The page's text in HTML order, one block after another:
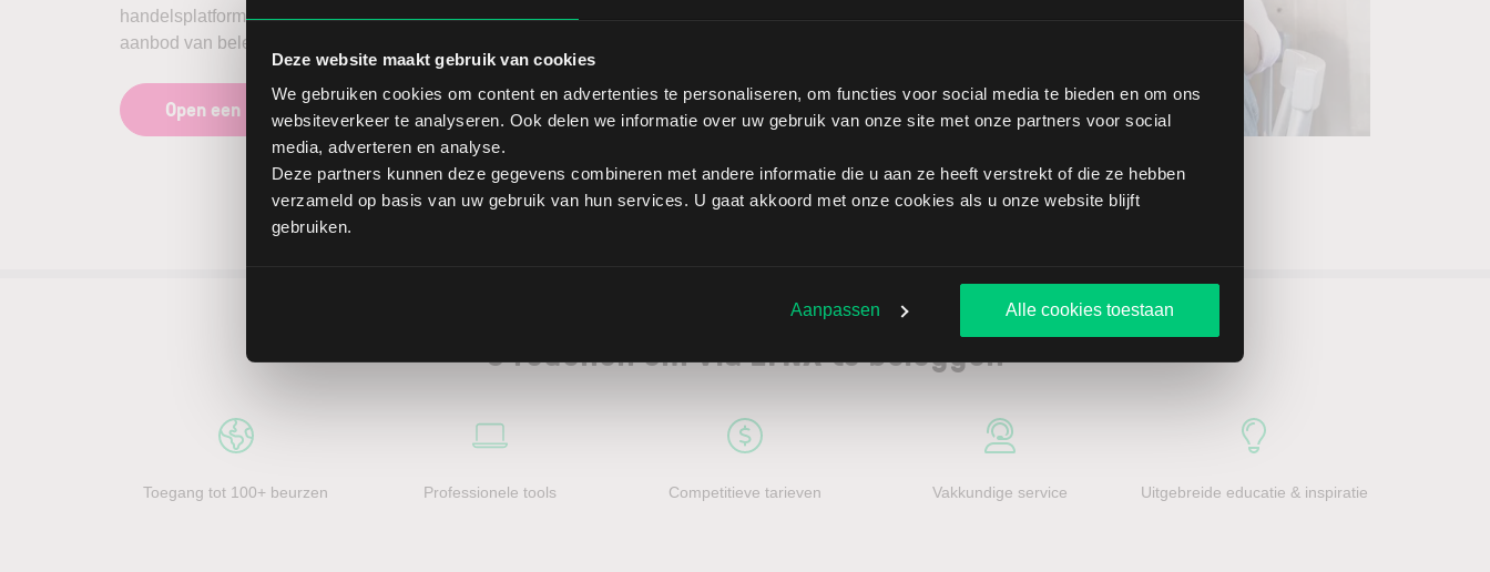
Deze website maakt gebruik van cookies
We gebruiken cookies om content en advertenties te personaliseren, om functies voor social media te bieden en om ons
websiteverkeer te analyseren. Ook delen we informatie over uw gebruik van onze site met onze partners voor social
media, adverteren en analyse.
Deze partners kunnen deze gegevens combineren met andere informatie die u aan ze heeft verstrekt of die ze hebben
verzameld op basis van uw gebruik van hun services. U gaat akkoord met onze cookies als u onze website blijft
gebruiken.
Aanpassen Alle cookies toestaan
handelsplatform, scherpe tarieven en een zeer uitgebreid
aanbod van beleggingsproducten en beurzen.
Open een beleggingsrekening
5 redenen om via LYNX te beleggen
Toegang tot 100+ beurzen Professionele tools Competitieve tarieven Vakkundige service Uitgebreide educatie & inspiratie